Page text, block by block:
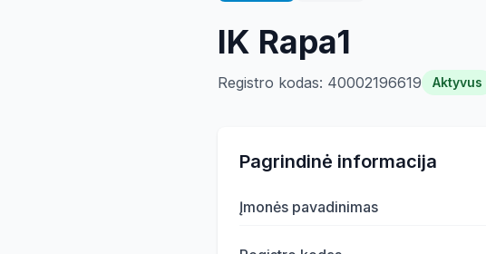
IK Rapa1
Registro kodas: 40002196619 Aktyvus
Pagrindinė informacija
Įmonės pavadinimas